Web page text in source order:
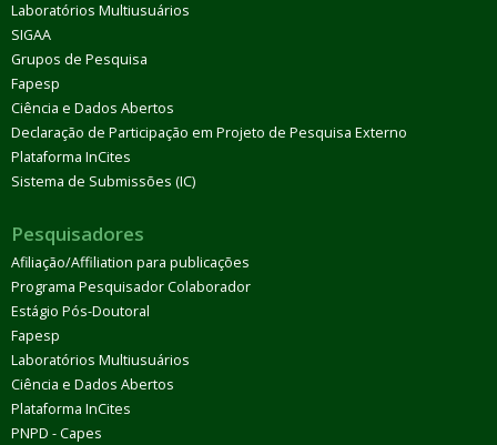
Laboratórios Multiusuários
SIGAA
Grupos de Pesquisa
Fapesp
Ciência e Dados Abertos
Declaração de Participação em Projeto de Pesquisa Externo
Plataforma InCites
Sistema de Submissões (IC)
Pesquisadores
Afiliação/Affiliation para publicações
Programa Pesquisador Colaborador
Estágio Pós-Doutoral
Fapesp
Laboratórios Multiusuários
Ciência e Dados Abertos
Plataforma InCites
PNPD - Capes